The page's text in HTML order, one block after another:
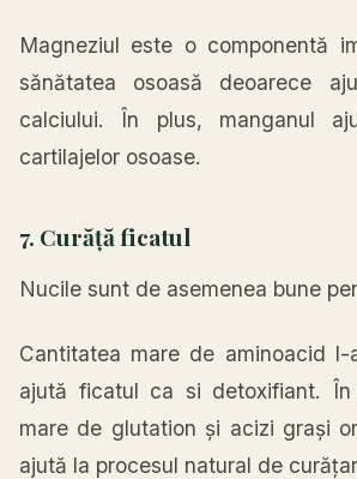
Magneziul este o componentă
sănătatea osoasă deoarece
calciului. În plus, manganul
cartilajelor osoase.
7. Curăță ficatul
Nucile sunt de asemenea bune
Cantitatea mare de aminoacid l-
ajută ficatul ca si detoxifiant. În
mare de glutation și acizi grași
ajută la procesul natural de